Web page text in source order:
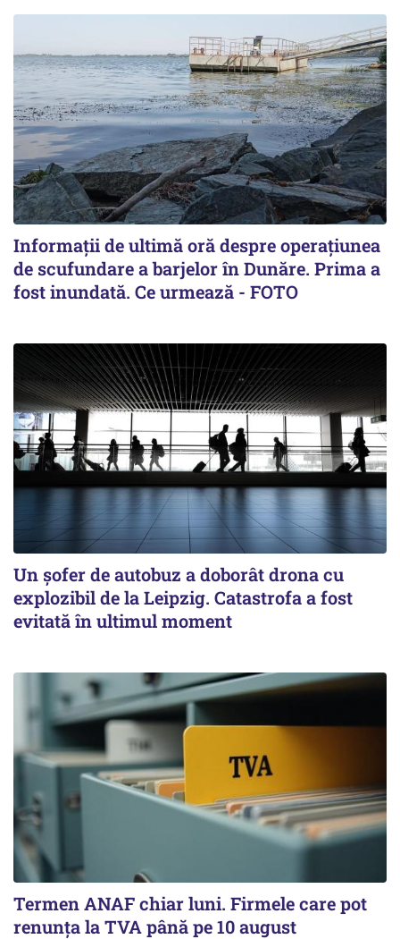
Informații de ultimă oră despre operațiunea
de scufundare a barjelor în Dunăre. Prima a
fost inundată. Ce urmează - FOTO
Un șofer de autobuz a doborât drona cu
explozibil de la Leipzig. Catastrofa a fost
evitată în ultimul moment
Termen ANAF chiar luni. Firmele care pot
renunța la TVA până pe 10 august